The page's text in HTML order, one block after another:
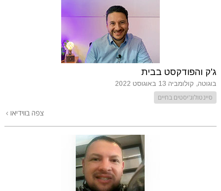
ג'ק והפודקסט בבית
בוגוטה, קולומביה 13 באוגוסט 2022
סיינטולוג'יסטים בחיים
צפה בווידיאו